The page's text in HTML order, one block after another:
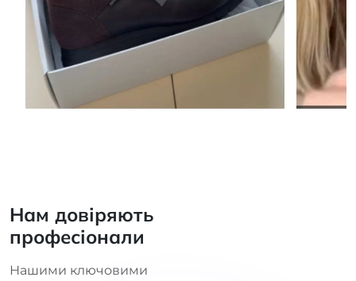
Нам довіряють
професіонали
Нашими ключовими